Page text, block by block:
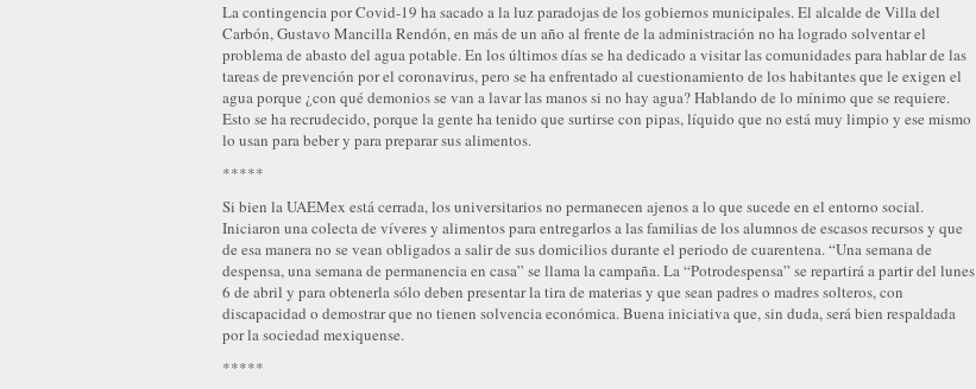
La contingencia por Covid-19 ha sacado a la luz paradojas de los gobiernos municipales. El alcalde de Villa del
Carbón, Gustavo Mancilla Rendón, en más de un año al frente de la administración no ha logrado solventar el
problema de abasto del agua potable. En los últimos días se ha dedicado a visitar las comunidades para hablar de las
tareas de prevención por el coronavirus, pero se ha enfrentado al cuestionamiento de los habitantes que le exigen el
agua porque ¿con qué demonios se van a lavar las manos si no hay agua? Hablando de lo mínimo que se requiere.
Esto se ha recrudecido, porque la gente ha tenido que surtirse con pipas, líquido que no está muy limpio y ese mismo
lo usan para beber y para preparar sus alimentos.
*****
Si bien la UAEMex está cerrada, los universitarios no permanecen ajenos a lo que sucede en el entorno social.
Iniciaron una colecta de víveres y alimentos para entregarlos a las familias de los alumnos de escasos recursos y que
de esa manera no se vean obligados a salir de sus domicilios durante el periodo de cuarentena. “Una semana de
despensa, una semana de permanencia en casa” se llama la campaña. La “Potrodespensa” se repartirá a partir del lunes
6 de abril y para obtenerla sólo deben presentar la tira de materias y que sean padres o madres solteros, con
discapacidad o demostrar que no tienen solvencia económica. Buena iniciativa que, sin duda, será bien respaldada
por la sociedad mexiquense.
*****